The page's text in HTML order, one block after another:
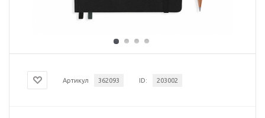
Артикул 362093 ID: 203002